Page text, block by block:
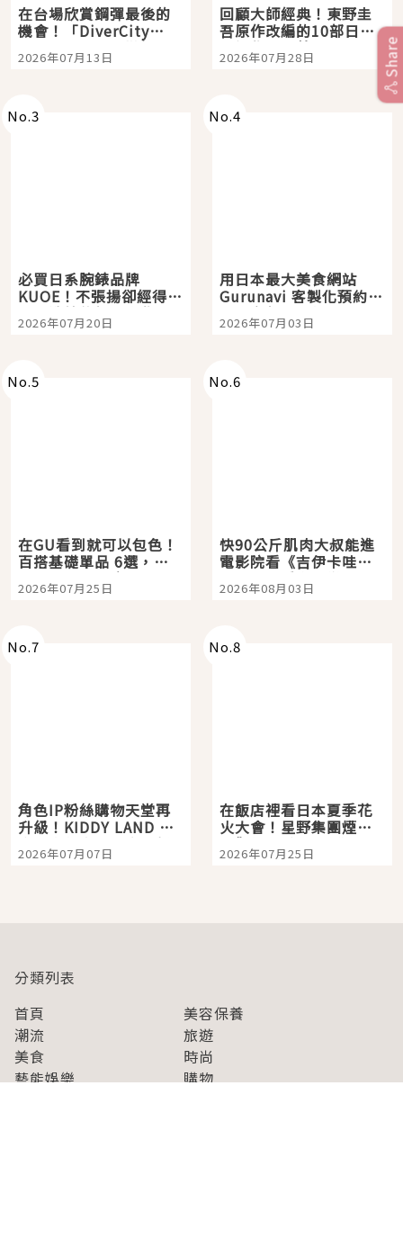
在台場欣賞鋼彈最後的
機會！「DiverCity
Tokyo Plaza」搭船、
購物、美食及夜景，一
2026年07月13日
回顧大師經典！東野圭
吾原作改編的10部日本
影視作品推薦
2026年07月28日
No.3
必買日系腕錶品牌
KUOE！不張揚卻經得起
時間洗鍊的經典之作五
選
2026年07月20日
No.4
用日本最大美食網站
Gurunavi 客製化預約九
大都市餐廳，打造專屬
美食體驗！
2026年07月03日
No.5
在GU看到就可以包色！
百搭基礎單品 6選，閉
眼全收也不心疼
2026年07月25日
No.6
快90公斤肌肉大叔能進
電影院看《吉伊卡哇》
嗎？日本重金屬樂團
「打首」會長與nagano
2026年08月03日
No.7
角色IP粉絲購物天堂再
升級！KIDDY LAND 原
宿店吉伊卡哇迎客，新
開幕 OMOKADO 店3分
2026年07月07日
No.8
在飯店裡看日本夏季花
火大會！星野集團煙火
景觀飯店6選，讓你不用
人擠人悠閒欣賞
2026年07月25日
Share
分類列表
首頁
美容保養
潮流
旅遊
美食
時尚
藝能娛樂
購物